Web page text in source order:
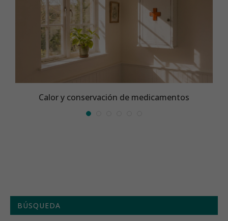
Calor y conservación de medicamentos
BÚSQUEDA